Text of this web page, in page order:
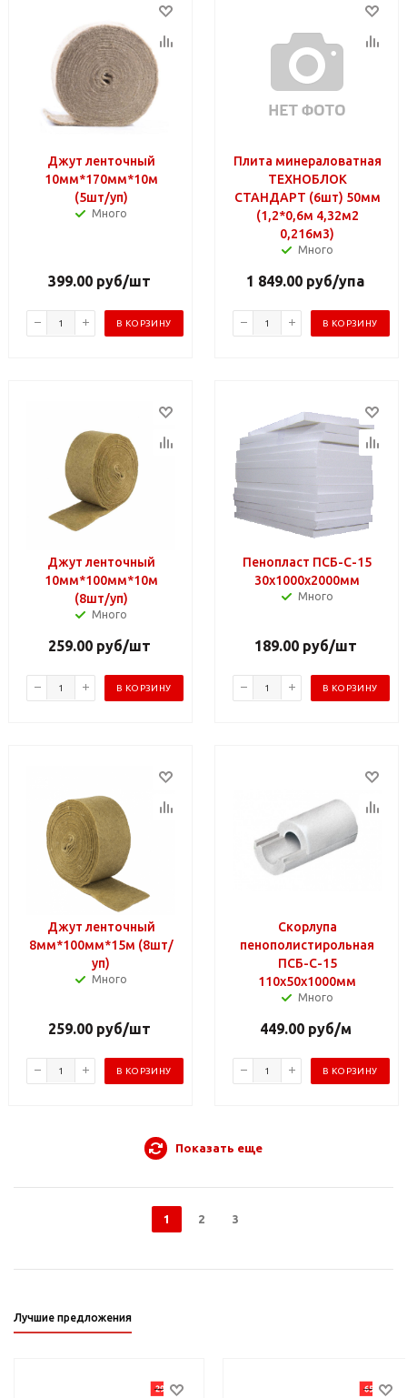
Джут ленточный
10мм*170мм*10м
(5шт/уп)
Много
399.00руб/шт
В КОРЗИНУ
Плита минераловатная
ТЕХНОБЛОК
СТАНДАРТ (6шт) 50мм
(1,2*0,6м 4,32м2
0,216м3)
Много
1 849.00 руб/упа
В КОРЗИНУ
Джут ленточный
10мм*100мм*10м
(8шт/уп)
Много
259.00руб/шт
В КОРЗИНУ
Пенопласт ПСБ-С-15
30х1000х2000мм
Много
189.00руб/шт
В КОРЗИНУ
Джут ленточный
8мм*100мм*15м (8шт/
уп)
Много
259.00руб/шт
В КОРЗИНУ
Скорлупа
пенополистирольная
ПСБ-С-15
110х50х1000мм
Много
449.00руб/м
В КОРЗИНУ
Показать еще
1 2 3
Лучшие предложения